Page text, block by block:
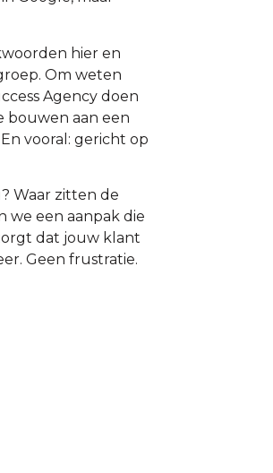
hier en
Om weten
Agency doen
bouwen aan een
vooral: gericht op
Waar zitten de
we een aanpak die
dat jouw klant
Geen frustratie.